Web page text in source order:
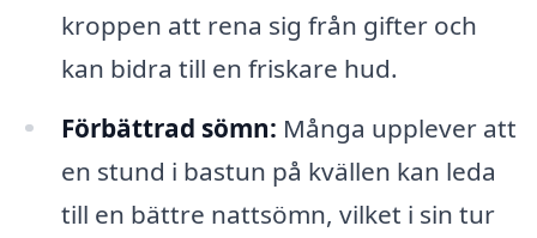
kroppen att rena sig från gifter och
kan bidra till en friskare hud.
Förbättrad sömn: Många upplever att
en stund i bastun på kvällen kan leda
till en bättre nattsömn, vilket i sin tur